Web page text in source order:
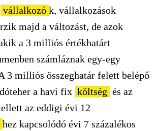
vállalkozó k, vállalkozások
majd a változást, de azok
a 3 milliós értékhatárt
számláznak egy-egy
3 milliós összeghatár felett belépő
a havi fix költség és az
az eddigi évi 12
hez kapcsolódó évi 7 százalékos